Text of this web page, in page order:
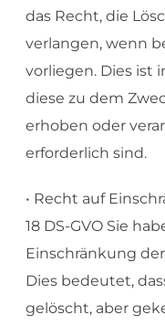
das Recht, die
verlangen, wenn
vorliegen. Dies ist
diese zu dem
erhoben oder
erforderlich sind.
• Recht auf
18 DS-GVO Sie
Einschränkung
Dies bedeutet,
gelöscht, aber